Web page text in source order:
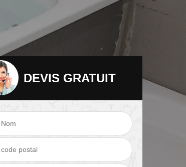
Peinture mur 82 Electricien 82
DEVIS GRATUIT